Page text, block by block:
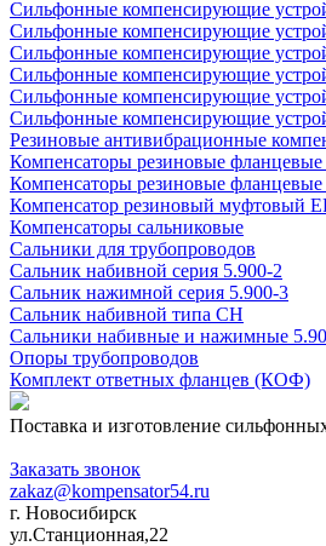
Сильфонные компенсирующие
Сильфонные компенсирующие
Сильфонные компенсирующие
Сильфонные компенсирующие
Сильфонные компенсирующие
Сильфонные компенсирующие
Резиновые антивибрационные
Компенсаторы резиновые
Компенсаторы резиновые
Компенсатор резиновый муфтовый
Компенсаторы сальниковые
Сальники для трубопроводов
Сальник набивной серия 5.900-2
Сальник нажимной серия 5.900-3
Сальник набивной типа СН
Сальники набивные и нажимные
Опоры трубопроводов
Комплект ответных фланцев (КОФ)
Поставка и изготовление
Заказать звонок
zakaz@kompensator54.ru
г. Новосибирск
ул.Станционная,22